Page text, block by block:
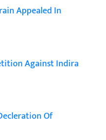
Appealed In
Against Indira
Decleration Of